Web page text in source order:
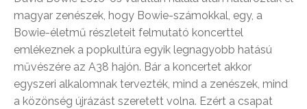
magyar zenészek, hogy Bowie-számokkal, egy, a
Bowie-életmű részleteit felmutató koncerttel
emlékeznek a popkultúra egyik legnagyobb hatású
művészére az A38 hajón. Bár a koncertet akkor
egyszeri alkalomnak tervezték, mind a zenészek, mind
a közönség újrázást szeretett volna. Ezért a csapat